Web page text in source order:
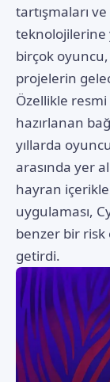
tartışmaları
teknolojilerine
birçok
projelerin
Özellikle
hazırlanan
yıllarda
arasında yer
hayran
uygulaması,
benzer bir risk
getirdi.